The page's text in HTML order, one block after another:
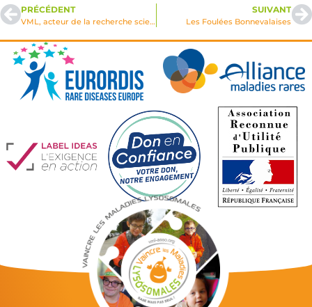
PRÉCÉDENT
VML, acteur de la recherche scientifique
SUIVANT
Les Foulées Bonnevalaises